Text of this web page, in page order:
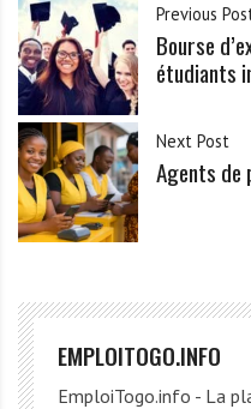
Previous
Bourse
étudiants
Next Post
Agents de
EMPLOITOGO.INFO
EmploiTogo.info - La